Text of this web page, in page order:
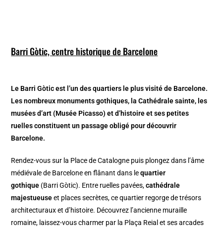
Barri Gòtic, centre historique de Barcelone
Le Barri Gòtic est l’un des quartiers le plus visité de Barcelone.
Les nombreux monuments gothiques, la Cathédrale sainte, les
musées d’art (Musée Picasso) et d’histoire et ses petites
ruelles constituent un passage obligé pour découvrir
Barcelone.
Rendez-vous sur la Place de Catalogne puis plongez dans l’âme
médiévale de Barcelone en flânant dans lequartier
gothique (Barri Gòtic). Entre ruelles pavées,cathédrale
majestueuseet places secrètes, ce quartier regorge de trésors
architecturaux et d’histoire. Découvrez l’ancienne muraille
romaine, laissez-vous charmer par la Plaça Reial et ses arcades